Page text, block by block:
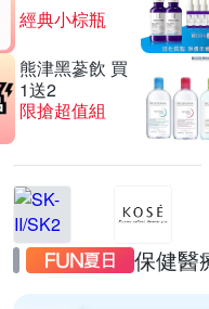
經典小棕瓶
熊津黑蔘飲 買
1送2
限搶超值組
保健醫